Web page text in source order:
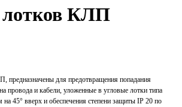
лотков КЛП
предназначены для предотвращения попадания
провода и кабели, уложенные в угловые лотки типа
45° вверх и обеспечения степени защиты IP 20 по